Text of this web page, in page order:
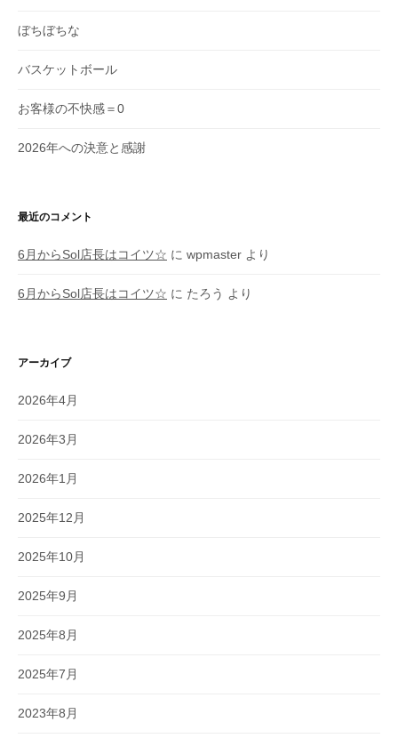
ぼちぼちな
バスケットボール
お客様の不快感＝0
2026年への決意と感謝
最近のコメント
6月からSol店長はコイツ☆ に wpmaster より
6月からSol店長はコイツ☆ に たろう より
アーカイブ
2026年4月
2026年3月
2026年1月
2025年12月
2025年10月
2025年9月
2025年8月
2025年7月
2023年8月